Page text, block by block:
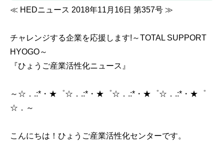
≪ HEDニュース 2018年11月16日 第357号 ≫
チャレンジする企業を応援します!～TOTAL SUPPORT
HYOGO～
『ひょうご産業活性化ニュース』
～☆．.:*・★゜☆．.:*・★゜☆．.:*・★゜☆．.:*・★゜
☆．～
こんにちは！ひょうご産業活性化センターです。